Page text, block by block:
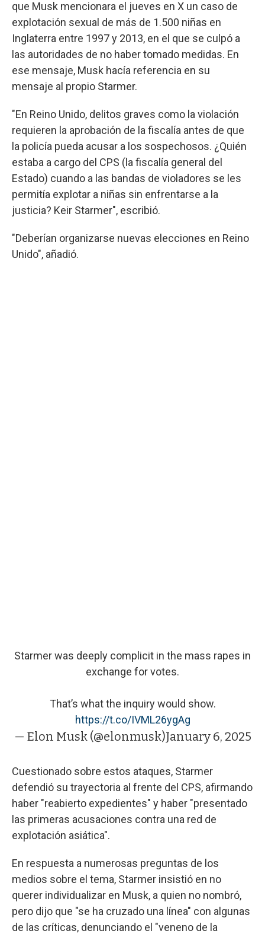
que Musk mencionara el jueves en X un caso de
explotación sexual de más de 1.500 niñas en
Inglaterra entre 1997 y 2013, en el que se culpó a
las autoridades de no haber tomado medidas. En
ese mensaje, Musk hacía referencia en su
mensaje al propio Starmer.
"En Reino Unido, delitos graves como la violación
requieren la aprobación de la fiscalía antes de que
la policía pueda acusar a los sospechosos. ¿Quién
estaba a cargo del CPS (la fiscalía general del
Estado) cuando a las bandas de violadores se les
permitía explotar a niñas sin enfrentarse a la
justicia? Keir Starmer", escribió.
"Deberían organizarse nuevas elecciones en Reino
Unido", añadió.
Starmer was deeply complicit in the mass rapes in
exchange for votes.
That’s what the inquiry would show.
https://t.co/IVML26ygAg
— Elon Musk (@elonmusk)January 6, 2025
Cuestionado sobre estos ataques, Starmer
defendió su trayectoria al frente del CPS, afirmando
haber "reabierto expedientes" y haber "presentado
las primeras acusaciones contra una red de
explotación asiática".
En respuesta a numerosas preguntas de los
medios sobre el tema, Starmer insistió en no
querer individualizar en Musk, a quien no nombró,
pero dijo que "se ha cruzado una línea" con algunas
de las críticas, denunciando el "veneno de la